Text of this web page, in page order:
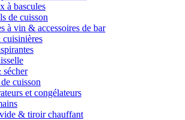
à bascules
de cuisson
à vin & accessoires de bar
cuisson
et congélateurs
& tiroir chauffant